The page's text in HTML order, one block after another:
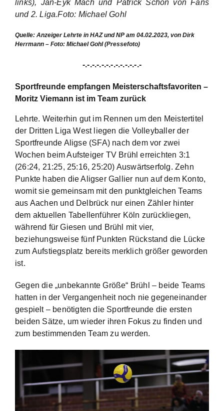
links), Jan-Eyk Mach und Patrick Schön von Fans
und 2. Liga.Foto: Michael Gohl
Quelle: Anzeiger Lehrte in HAZ und NP am 04.02.2023, von Dirk
Herrmann – Foto: Michael Gohl (Pressefoto)
-.-.-.-.-.-.-.-.-.-.-.-.-
Sportfreunde empfangen Meisterschaftsfavoriten –
Moritz Viemann ist im Team zurück
Lehrte. Weiterhin gut im Rennen um den Meistertitel
der Dritten Liga West liegen die Volleyballer der
Sportfreunde Aligse (SFA) nach dem vor zwei
Wochen beim Aufsteiger TV Brühl erreichten 3:1
(26:24, 21:25, 25:16, 25:20) Auswärtserfolg. Zehn
Punkte haben die Aligser Gallier nun auf dem Konto,
womit sie gemeinsam mit den punktgleichen Teams
aus Aachen und Delbrück nur einen Zähler hinter
dem aktuellen Tabellenführer Köln zurückliegen,
während für Giesen und Brühl mit vier,
beziehungsweise fünf Punkten Rückstand die Lücke
zum Aufstiegsplatz bereits merklich größer geworden
ist.
Gegen die „unbekannte Größe“ Brühl – beide Teams
hatten in der Vergangenheit noch nie gegeneinander
gespielt – benötigten die Sportfreunde die ersten
beiden Sätze, um wieder ihren Fokus zu finden und
zum bestimmenden Team zu werden.